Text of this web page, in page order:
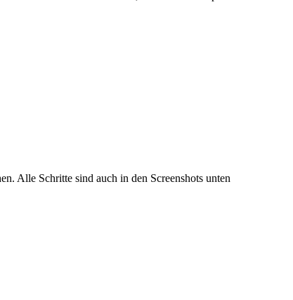
zu demonstrieren, um nur ein Beispiel zu nennen.
Alle Schritte sind auch in den Screenshots unten